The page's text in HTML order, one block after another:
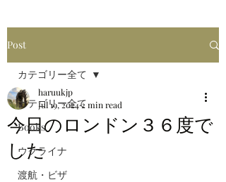
Post
カテゴリー全て
Books
ウクライナ
渡航・ビザ
カテゴリー全て
今日のロンドン３６度で
した
haruukjp
Jul 19, 20242 min read